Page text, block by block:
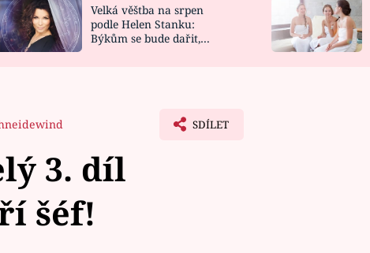
NOVINKY
VIDEORECEPTY
DESIGN
Velká věštba na srpen
podle Helen Stanku:
Býkům se bude dařit,
SDÍLET
3. díl
šéf!